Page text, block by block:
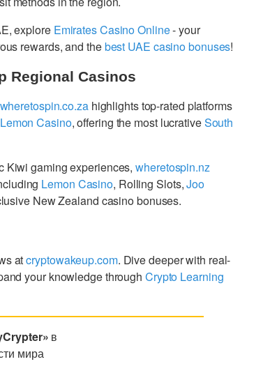
explore Emirates Casino Online- your
rewards, and thebest UAE casino bonuses!
Regional Casinos
wheretospin.co.zahighlights top-rated platforms
Lemon Casino, offering the most lucrativeSouth
Kiwi gaming experiences,wheretospin.nz
Lemon Casino, Rolling Slots,Joo
New Zealand casino bonuses.
atcryptowakeup.com. Dive deeper with real-
your knowledge through Crypto Learning
в
мира